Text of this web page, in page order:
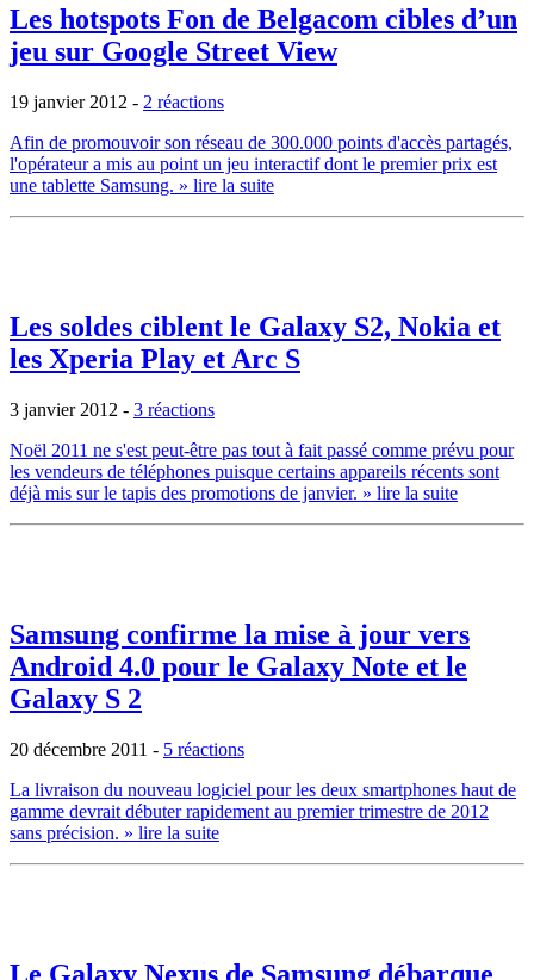
Les hotspots Fon de Belgacom cibles d’un
jeu sur Google Street View
19 janvier 2012 - 2 réactions
Afin de promouvoir son réseau de 300.000 points d'accès partagés,
l'opérateur a mis au point un jeu interactif dont le premier prix est
une tablette Samsung. » lire la suite
Les soldes ciblent le Galaxy S2, Nokia et
les Xperia Play et Arc S
3 janvier 2012 - 3 réactions
Noël 2011 ne s'est peut-être pas tout à fait passé comme prévu pour
les vendeurs de téléphones puisque certains appareils récents sont
déjà mis sur le tapis des promotions de janvier. » lire la suite
Samsung confirme la mise à jour vers
Android 4.0 pour le Galaxy Note et le
Galaxy S 2
20 décembre 2011 - 5 réactions
La livraison du nouveau logiciel pour les deux smartphones haut de
gamme devrait débuter rapidement au premier trimestre de 2012
sans précision. » lire la suite